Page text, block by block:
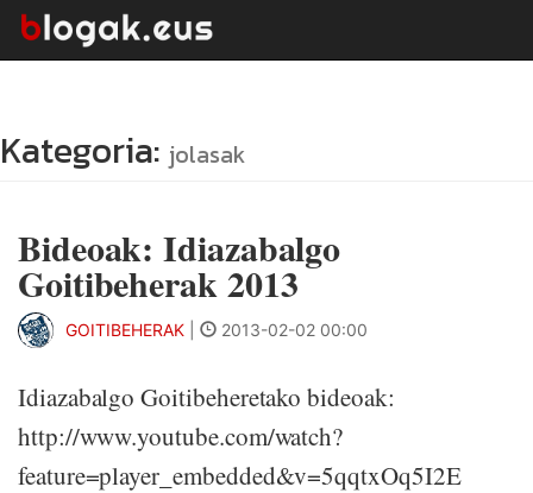
Kategoria: jolasak
Bideoak: Idiazabalgo
Goitibeherak 2013
GOITIBEHERAK 2013-02-02 00:00
Idiazabalgo Goitibeheretako bideoak:
http://www.youtube.com/watch?
feature=player_embedded&v=5qqtxOq5I2E